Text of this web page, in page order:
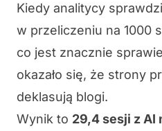
Kiedy analitycy
w przeliczeniu na 1000
co jest znacznie
okazało się, że strony
deklasują blogi.
Wynik to 29,4 sesji z AI